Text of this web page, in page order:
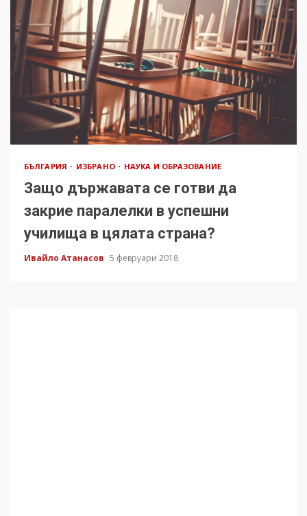
БЪЛГАРИЯ ИЗБРАНО НАУКА И ОБРАЗОВАНИЕ
Защо държавата се готви да
закрие паралелки в успешни
училища в цялата страна?
Ивайло Атанасов 5 февруари 2018